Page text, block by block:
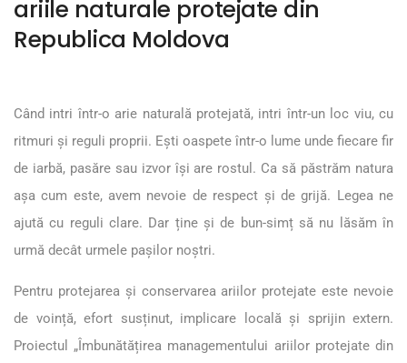
ariile naturale protejate din
Republica Moldova
Când intri într-o arie naturală protejată, intri într-un loc viu, cu
ritmuri și reguli proprii. Ești oaspete într-o lume unde fiecare fir
de iarbă, pasăre sau izvor își are rostul. Ca să păstrăm natura
așa cum este, avem nevoie de respect și de grijă. Legea ne
ajută cu reguli clare. Dar ține și de bun-simț să nu lăsăm în
urmă decât urmele pașilor noștri.
Pentru protejarea și conservarea ariilor protejate este nevoie
de voință, efort susținut, implicare locală și sprijin extern.
Proiectul „Îmbunătățirea managementului ariilor protejate din